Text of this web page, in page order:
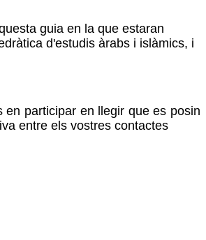
guia en la que estaran
d'estudis àrabs i islàmics, i
participar en llegir que es posin
entre els vostres contactes